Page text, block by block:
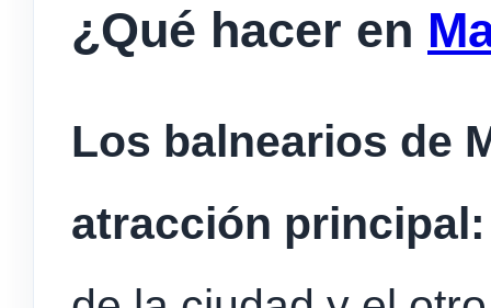
¿Qué hacer en
Los balnearios de
atracción principal: